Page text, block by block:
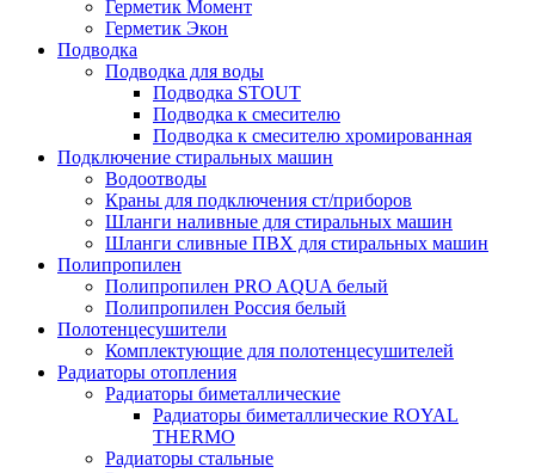
Герметик Момент
Герметик Экон
Подводка
Подводка для воды
Подводка STOUT
Подводка к смесителю
Подводка к смесителю хромированная
Подключение стиральных машин
Водоотводы
Краны для подключения ст/приборов
Шланги наливные для стиральных машин
Шланги сливные ПВХ для стиральных машин
Полипропилен
Полипропилен PRO AQUA белый
Полипропилен Россия белый
Полотенцесушители
Комплектующие для полотенцесушителей
Радиаторы отопления
Радиаторы биметаллические
Радиаторы биметаллические ROYAL
THERMO
Радиаторы стальные